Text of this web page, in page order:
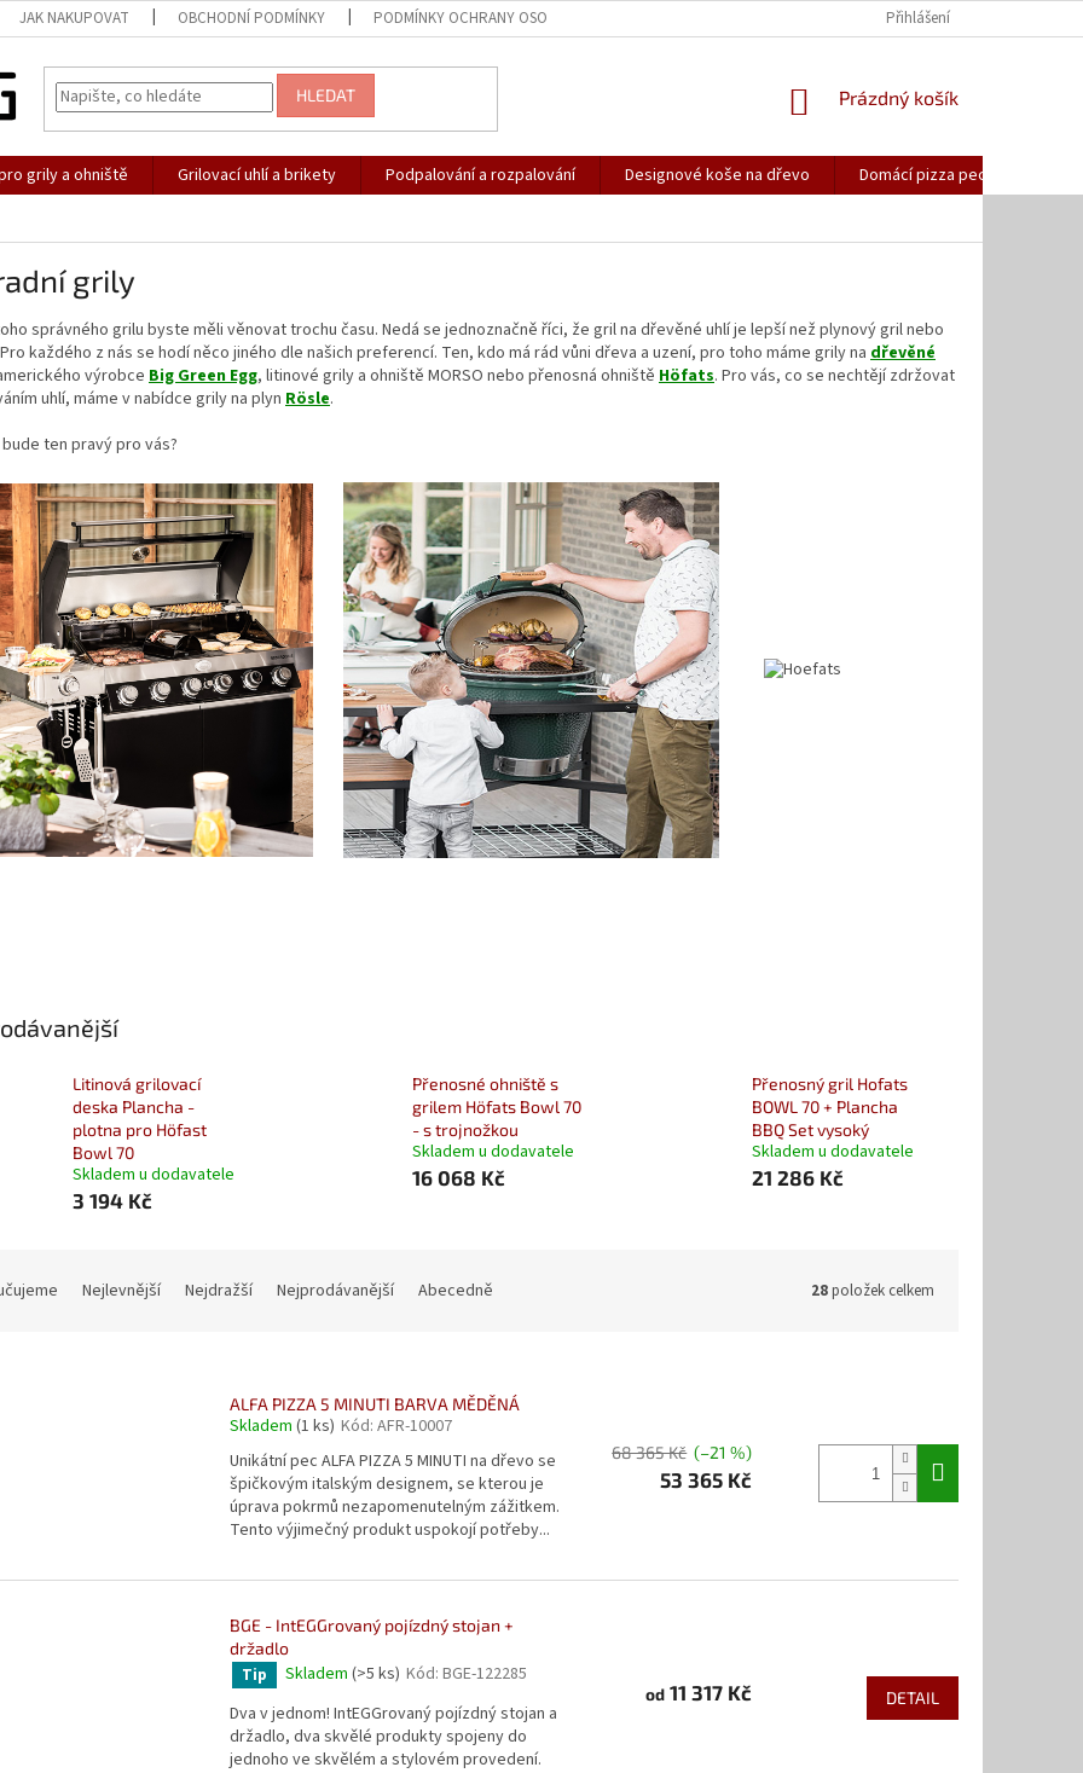
JAK NAKUPOVAT OBCHODNÍ PODMÍNKY PODMÍNKY OCHRANY OSOBNÍCH ÚDAJŮ O NÁS
Přihlášení
HLEDAT
NÁKUPNÍ
Prázdný košík
grily a ohniště Grilovací uhlí a brikety Podpalování a rozpalování Designové koše na dřevo Domácí pizza pece
grily
správného grilu byste měli věnovat trochu času. Nedá se jednoznačně říci, že gril na dřevěné uhlí je lepší než plynový gril nebo
každého z nás se hodí něco jiného dle našich preferencí. Ten, kdo má rád vůni dřeva a uzení, pro toho máme grily na dřevěné
výrobce Big Green Egg, litinové grily a ohniště MORSO nebo přenosná ohniště Höfats. Pro vás, co se nechtějí zdržovat
uhlí, máme v nabídce grily na plyn Rösle.
ten pravý pro vás?
Litinová grilovací
deska Plancha -
plotna pro Höfast
Bowl 70
Skladem u dodavatele
3 194 Kč
Přenosné ohniště s
grilem Höfats Bowl 70
- s trojnožkou
Skladem u dodavatele
16 068 Kč
Přenosný gril Hofats
BOWL 70 + Plancha
BBQ Set vysoký
Skladem u dodavatele
21 286 Kč
Nejlevnější Nejdražší Nejprodávanější Abecedně 28položek celkem
ALFA PIZZA 5 MINUTI BARVA MĚDĚNÁ
Skladem (1 ks) Kód: AFR-10007
Unikátní pec ALFA PIZZA 5 MINUTI na dřevo se
špičkovým italským designem, se kterou je
úprava pokrmů nezapomenutelným zážitkem.
Tento výjimečný produkt uspokojí potřeby...
68 365 Kč (–21 %)
53 365 Kč
BGE - IntEGGrovaný pojízdný stojan +
držadlo
Tip Skladem (>5 ks) Kód: BGE-122285
Dva v jednom! IntEGGrovaný pojízdný stojan a
držadlo, dva skvělé produkty spojeny do
jednoho ve skvělém a stylovém provedení.
od 11 317 Kč DETAIL